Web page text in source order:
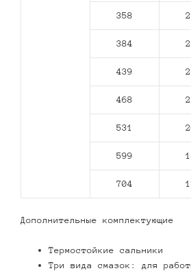
358
384
439
468
531
599
704
Дополнительные комплектующие
Термостойкие сальники
Три вида смазок: для